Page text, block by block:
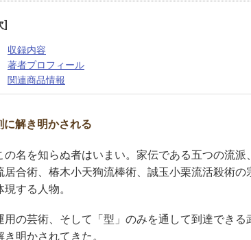
]
収録内容
著者プロフィール
関連商品情報
解き明かされる
名を知らぬ者はいまい。家伝である五つの流派
合術、椿木小天狗流棒術、誠玉小栗流活殺術の
する人物。
の芸術、そして「型」のみを通して到達できる
明かされてきた。